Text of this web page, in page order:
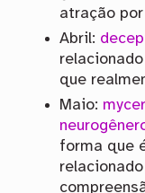
atração
Abril:
que
Maio:
forma que